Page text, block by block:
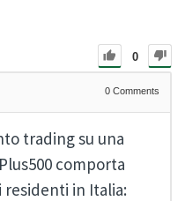
0
0 Comments
trading su una
comporta
in Italia: